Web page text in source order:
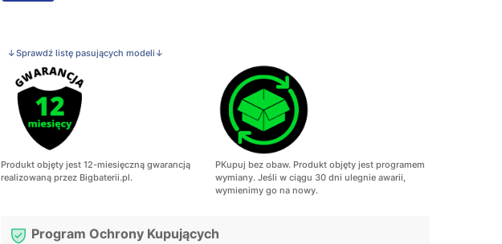
↓Sprawdź listę pasujących modeli↓
Produkt objęty jest 12-miesięczną gwarancją
realizowaną przez Bigbaterii.pl.
PKupuj bez obaw. Produkt objęty jest programem
wymiany. Jeśli w ciągu 30 dni ulegnie awarii,
wymienimy go na nowy.
Program Ochrony Kupujących